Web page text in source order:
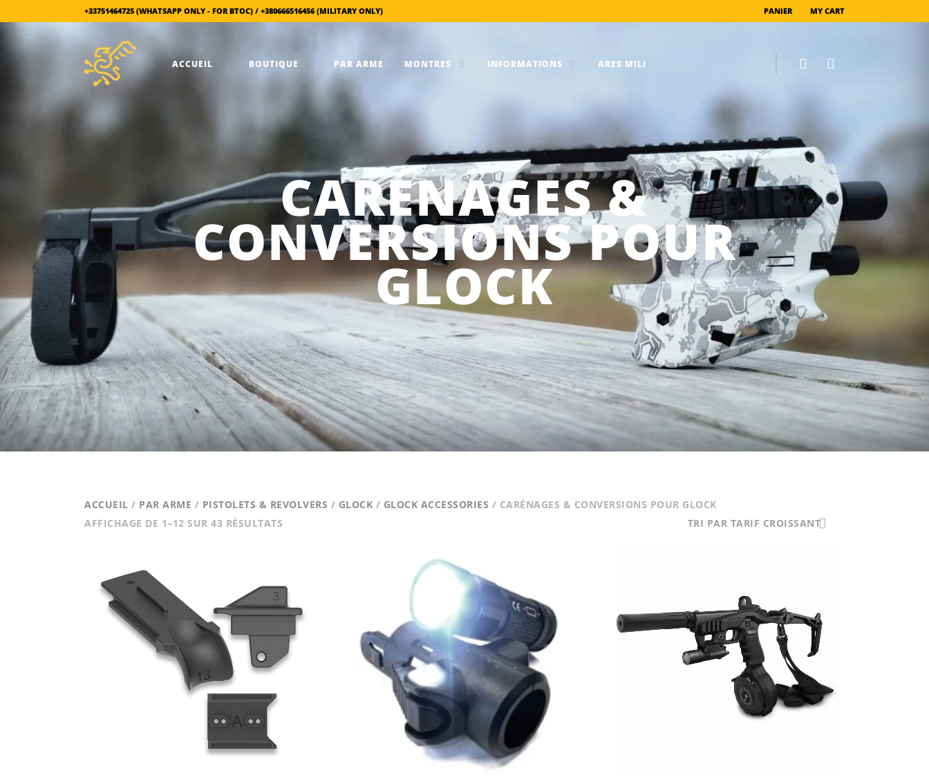
+33751464725 (WHATSAPP ONLY - FOR BTOC) / +380666516456 (MILITARY ONLY) PANIER MY CART
ACCUEIL BOUTIQUE PAR ARME MONTRES INFORMATIONS ARES MILI
CARÉNAGES &
CONVERSIONS POUR
GLOCK
ACCUEIL / PAR ARME / PISTOLETS & REVOLVERS / GLOCK / GLOCK ACCESSORIES / CARÉNAGES & CONVERSIONS POUR GLOCK
AFFICHAGE DE 1–12 SUR 43 RÉSULTATS
TRI PAR TARIF CROISSANT